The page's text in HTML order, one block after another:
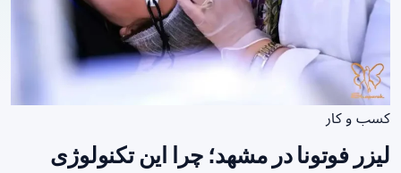
کسب و کار
لیزر فوتونا در مشهد؛ چرا این تکنولوژی